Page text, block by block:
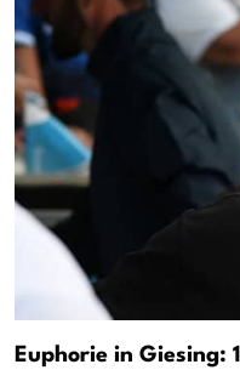
Euphorie in Giesing: